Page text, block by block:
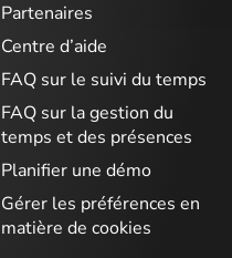
Partenaires
Centre d’aide
FAQ sur le suivi du temps
FAQ sur la gestion du
temps et des présences
Planifier une démo
Gérer les préférences en
matière de cookies